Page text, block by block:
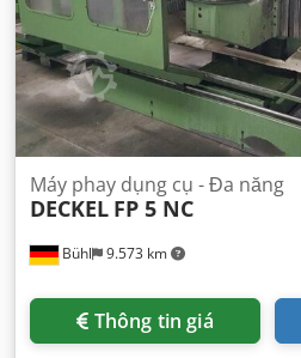
Bühl 9.573 km
Máy phay dụng cụ - Đa năng
DECKEL FP 5 NC
Thông tin giá